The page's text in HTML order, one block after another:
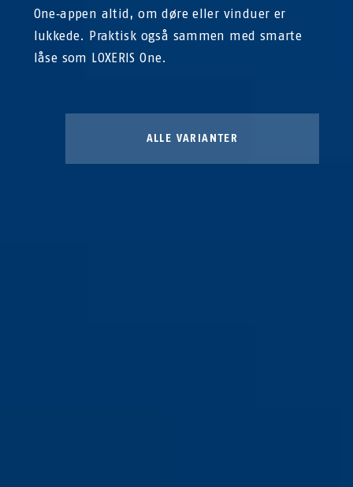
One‑appen altid, om døre eller vinduer er
lukkede. Praktisk også sammen med smarte
låse som LOXERIS One.
ALLE VARIANTER